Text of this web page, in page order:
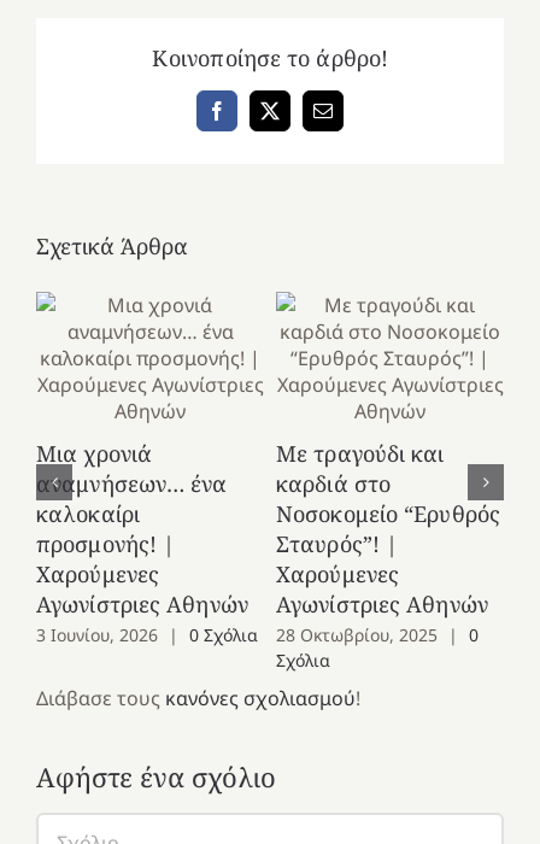
Κοινοποίησε το άρθρο!
Facebook
X Email
Σχετικά Άρθρα
Μια χρονιά
αναμνήσεων… ένα
καλοκαίρι
προσμονής! |
Χαρούμενες
Αγωνίστριες Αθηνών
3 Ιουνίου, 2026 | 0 Σχόλια
Με τραγούδι και
καρδιά στο
Νοσοκομείο “Ερυθρός
Σταυρός”! |
Χαρούμενες
Αγωνίστριες Αθηνών
28 Οκτωβρίου, 2025 |
0
Σχόλια
Διάβασε τους κανόνες σχολιασμού!
Αφήστε ένα σχόλιο